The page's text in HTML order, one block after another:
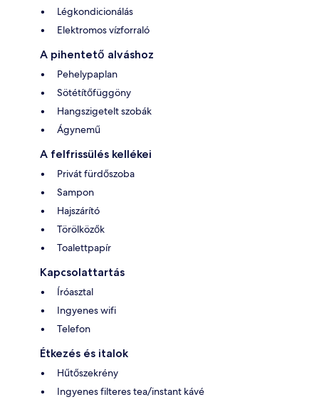
Légkondicionálás
Elektromos vízforraló
A pihentető alváshoz
Pehelypaplan
Sötétítőfüggöny
Hangszigetelt szobák
Ágynemű
A felfrissülés kellékei
Privát fürdőszoba
Sampon
Hajszárító
Törölközők
Toalettpapír
Kapcsolattartás
Íróasztal
Ingyenes wifi
Telefon
Étkezés és italok
Hűtőszekrény
Ingyenes filteres tea/instant kávé